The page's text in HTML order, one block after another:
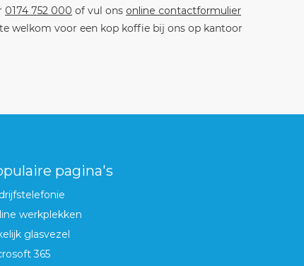
0174 752 000 of vul ons online contactformulier
welkom voor een kop koffie bij ons op kantoor
pagina's
werkplekken
glasvezel
365